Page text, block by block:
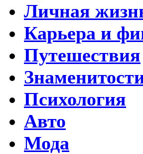
Личная
Карьера и
Путешествия
Психология
Авто
Мода